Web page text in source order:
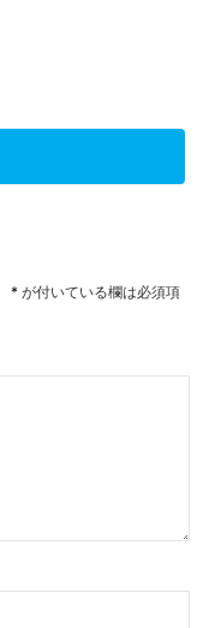
* が付いている欄は必須項